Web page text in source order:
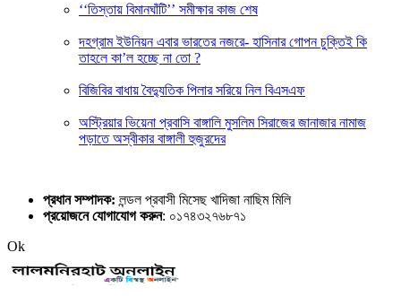
‘‘তিস্তায় বিমানঘাঁটি’’ সমীক্ষার কাজ শেষ
দহগ্রাম ইউনিয়ন এবার ভারতের নজরে- হাসিনার গোপন চুক্তিই কি
তাহলে কা’ল হচ্ছে না তো ?
বিজিবির বাধায় বৈদ্যুতিক পিলার সরিয়ে নিল বিএসএফ
অস্ট্রিয়ার ভিয়েনা প্রবাসি বাঙ্গালি মুসলিম সিরাজের জানাজার নামাজ
পড়াতে অস্বীকার বাঙ্গালী হুজুরদের
প্রধান সম্পাদক: লন্ডল প্রবাসী মিসেছ খাদিজা নাছিম মিলি
প্রয়োজনে যোগাযোগ করুন: ০১৭৪৩২৭৬৮৭১
Ok